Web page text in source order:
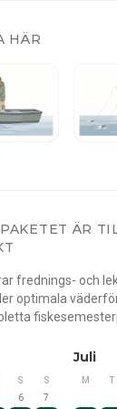
HÄR
ÄR
frednings- och
optimala
S
S
6 7
Juli
M T